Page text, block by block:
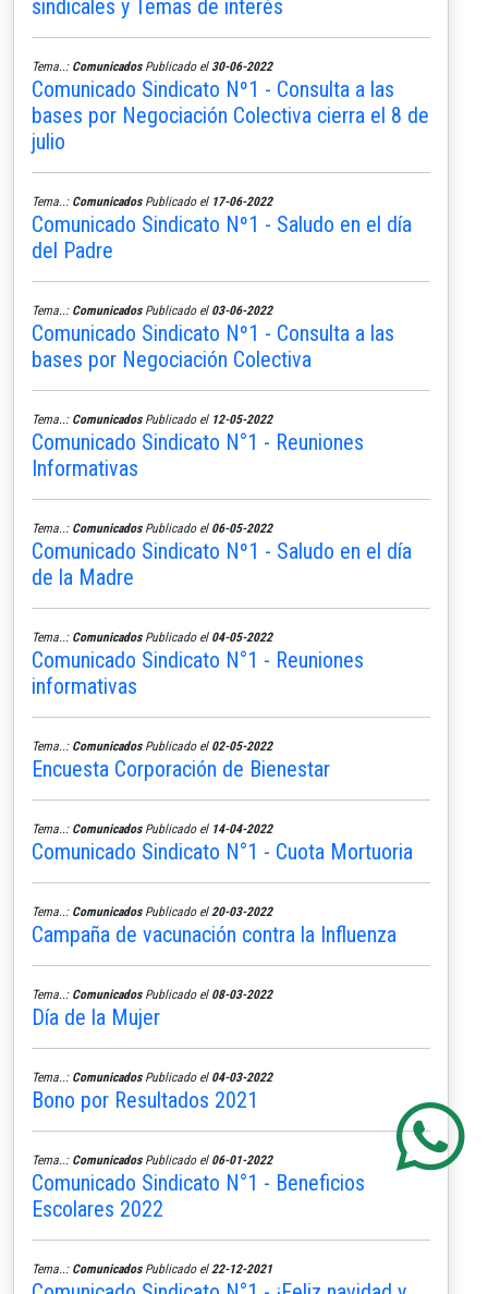
sindicales y Temas de interés
Tema..: ComunicadosPublicado el 30-06-2022
Comunicado Sindicato Nº1 - Consulta a las
bases por Negociación Colectiva cierra el 8 de
julio
Tema..: ComunicadosPublicado el 17-06-2022
Comunicado Sindicato Nº1 - Saludo en el día
del Padre
Tema..: ComunicadosPublicado el 03-06-2022
Comunicado Sindicato Nº1 - Consulta a las
bases por Negociación Colectiva
Tema..: ComunicadosPublicado el 12-05-2022
Comunicado Sindicato N°1 - Reuniones
Informativas
Tema..: ComunicadosPublicado el 06-05-2022
Comunicado Sindicato Nº1 - Saludo en el día
de la Madre
Tema..: ComunicadosPublicado el 04-05-2022
Comunicado Sindicato N°1 - Reuniones
informativas
Tema..: ComunicadosPublicado el 02-05-2022
Encuesta Corporación de Bienestar
Tema..: ComunicadosPublicado el 14-04-2022
Comunicado Sindicato N°1 - Cuota Mortuoria
Tema..: ComunicadosPublicado el 20-03-2022
Campaña de vacunación contra la Influenza
Tema..: ComunicadosPublicado el 08-03-2022
Día de la Mujer
Tema..: ComunicadosPublicado el 04-03-2022
Bono por Resultados 2021
Tema..: ComunicadosPublicado el 06-01-2022
Comunicado Sindicato N°1 - Beneficios
Escolares 2022
Tema..: ComunicadosPublicado el 22-12-2021